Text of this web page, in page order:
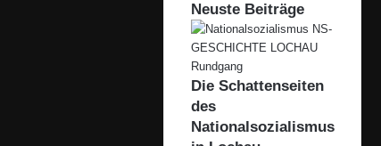
Neuste Beiträge
Die Schattenseiten
des
Nationalsozialismus